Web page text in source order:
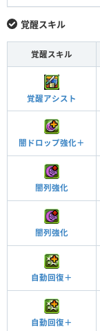
覚醒スキル
覚醒スキル
覚醒アシスト
闇ドロップ強化＋
闇列強化
闇列強化
自動回復＋
自動回復＋